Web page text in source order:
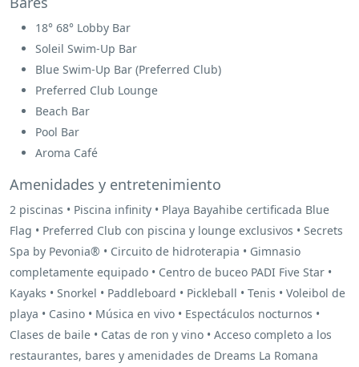
18° 68° Lobby Bar
Soleil Swim-Up Bar
Blue Swim-Up Bar (Preferred Club)
Preferred Club Lounge
Beach Bar
Pool Bar
Aroma Café
Amenidades y entretenimiento
2 piscinas • Piscina infinity • Playa Bayahibe certificada Blue
Flag • Preferred Club con piscina y lounge exclusivos • Secrets
Spa by Pevonia® • Circuito de hidroterapia • Gimnasio
completamente equipado • Centro de buceo PADI Five Star •
Kayaks • Snorkel • Paddleboard • Pickleball • Tenis • Voleibol de
playa • Casino • Música en vivo • Espectáculos nocturnos •
Clases de baile • Catas de ron y vino • Acceso completo a los
restaurantes, bares y amenidades de Dreams La Romana